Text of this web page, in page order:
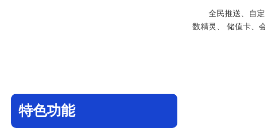
全民推送、自
数精灵、 储值卡、
特色功能